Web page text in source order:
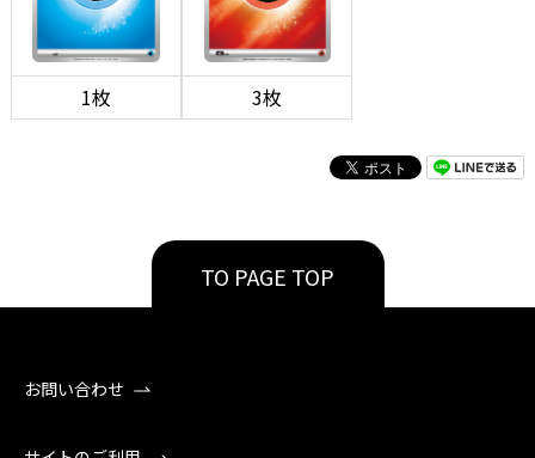
1枚 3枚
TO PAGE TOP
お問い合わせ